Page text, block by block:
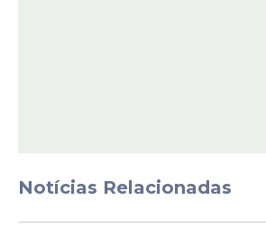
Último concurso
Notícias Relacionadas